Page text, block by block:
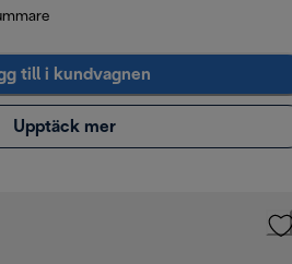
till i kundvagnen
Upptäck mer